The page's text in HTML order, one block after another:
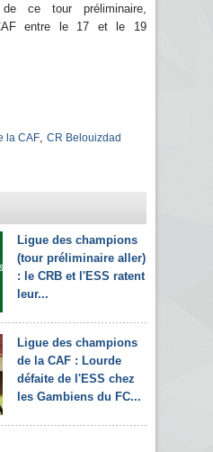
ce tour préliminaire,
entre le 17 et le 19
la CAF CR Belouizdad
Ligue des champions
(tour préliminaire aller)
: le CRB et l'ESS ratent
leur...
Ligue des champions
de la CAF : Lourde
défaite de l'ESS chez
les Gambiens du FC...